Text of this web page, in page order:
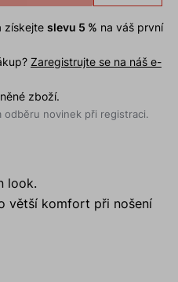
získejte slevu 5 % na váš první
Zaregistrujte se na náš e-
zboží.
odběru novinek při registraci.
look.
větší komfort při nošení